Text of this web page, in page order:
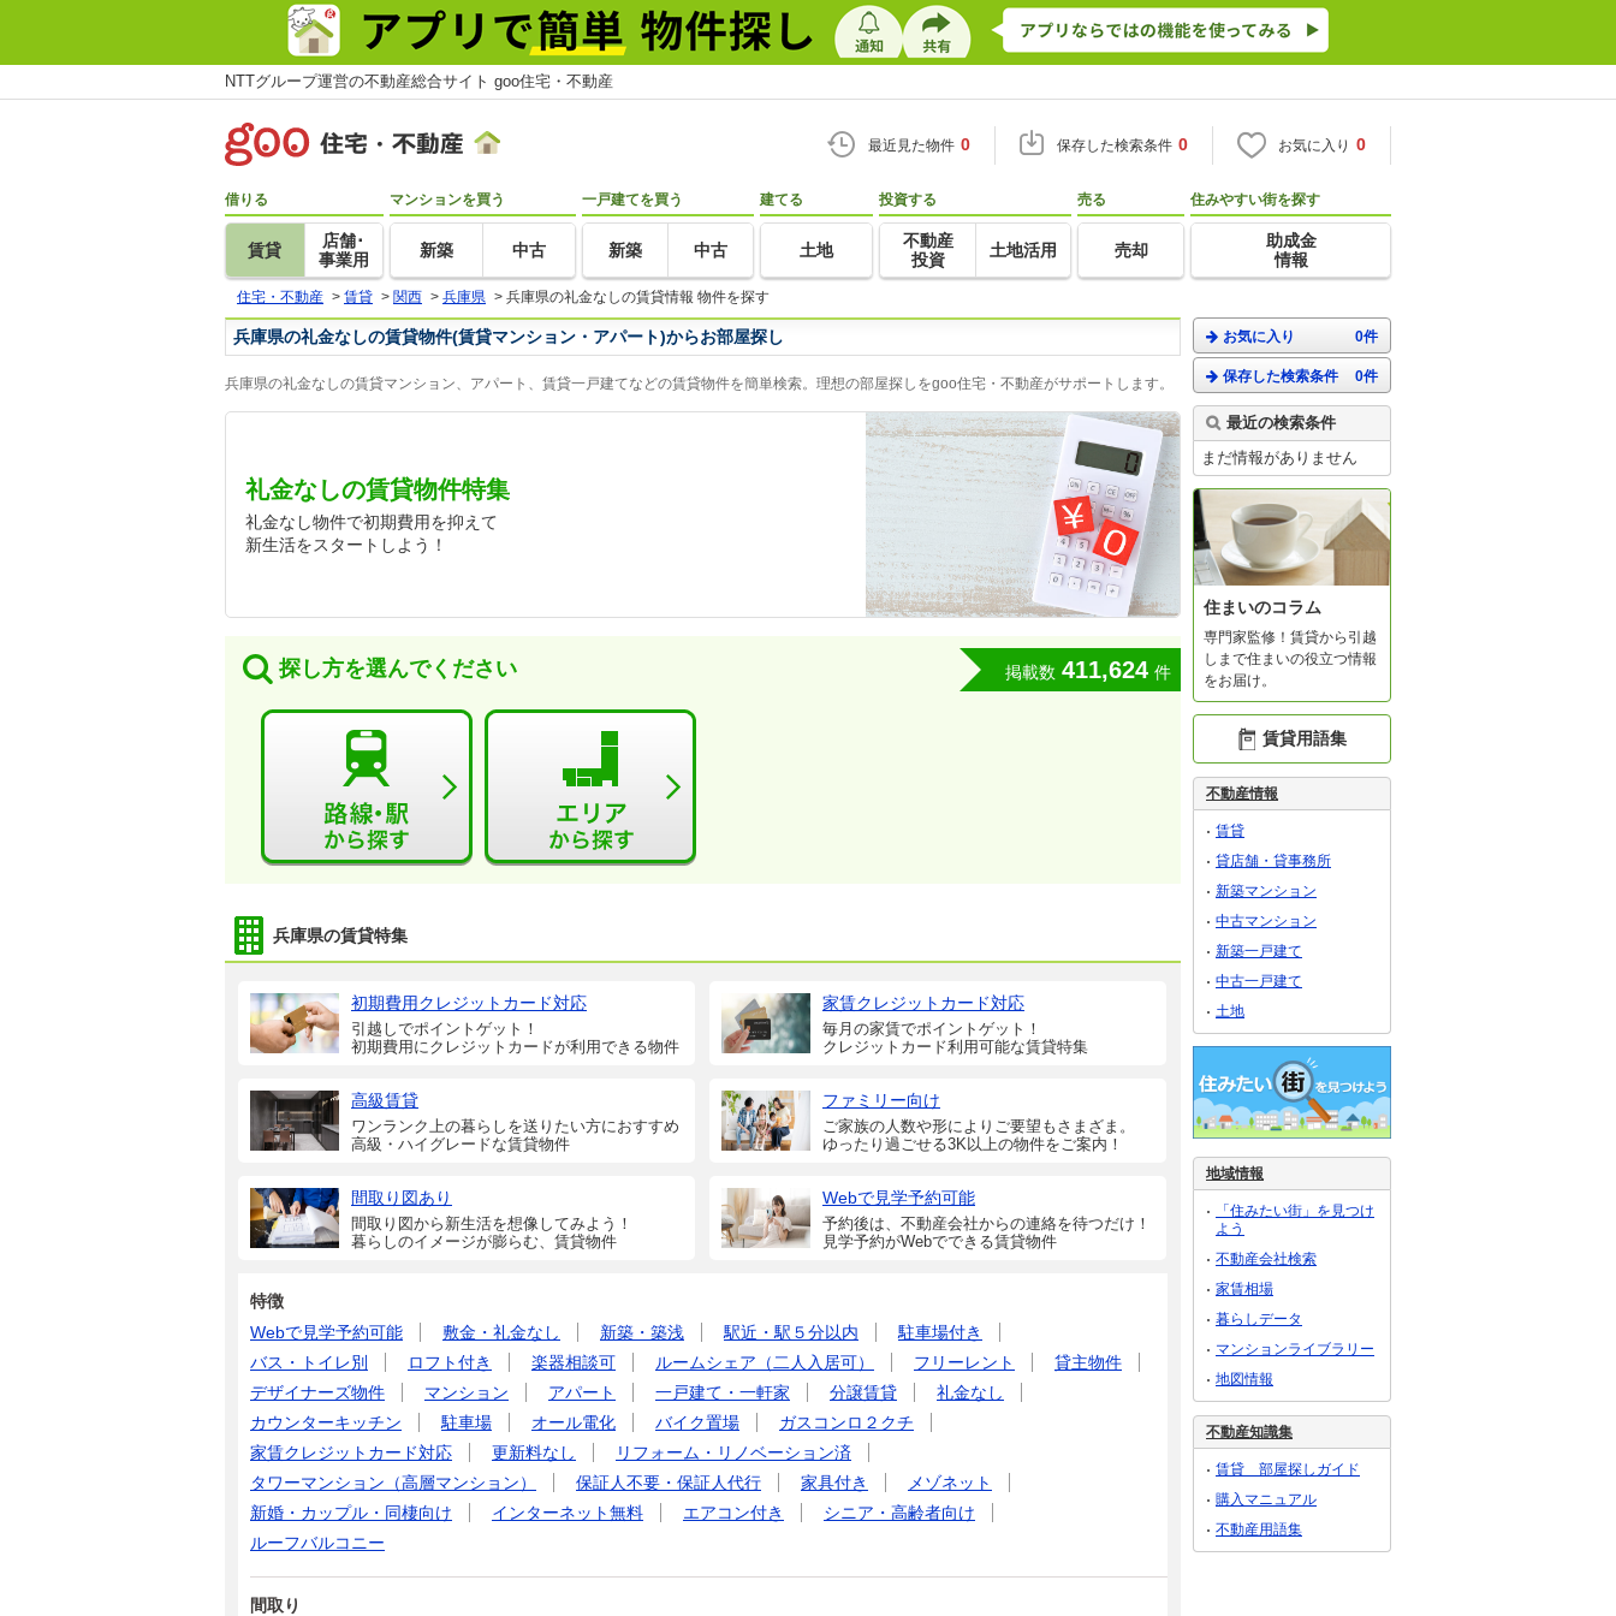
NTTグループ運営の不動産総合サイト goo住宅・不動産
最近見た物件 0 保存した検索条件 0 お気に入り 0
借りる
賃貸
店舗･
事業用
マンションを買う
新築 中古
一戸建てを買う
新築 中古
建てる
土地
投資する
不動産
投資
土地活用
売る
売却
住みやすい街を探す
助成金
情報
住宅・不動産 > 賃貸 > 関西 > 兵庫県 > 兵庫県の礼金なしの賃貸情報 物件を探す
兵庫県の礼金なしの賃貸物件(賃貸マンション・アパート)からお部屋探し
兵庫県の礼金なしの賃貸マンション、アパート、賃貸一戸建てなどの賃貸物件を簡単検索。理想の部屋探しをgoo住宅・不動産がサポートします。
礼金なしの賃貸物件特集
礼金なし物件で初期費用を抑えて
新生活をスタートしよう！
探し方を選んでください 掲載数 411,624 件
兵庫県の賃貸特集
初期費用クレジットカード対応
引越しでポイントゲット！
初期費用にクレジットカードが利用できる物件
家賃クレジットカード対応
毎月の家賃でポイントゲット！
クレジットカード利用可能な賃貸特集
高級賃貸
ワンランク上の暮らしを送りたい方におすすめ
高級・ハイグレードな賃貸物件
ファミリー向け
ご家族の人数や形によりご要望もさまざま。
ゆったり過ごせる3K以上の物件をご案内！
間取り図あり
間取り図から新生活を想像してみよう！
暮らしのイメージが膨らむ、賃貸物件
Webで見学予約可能
予約後は、不動産会社からの連絡を待つだけ！
見学予約がWebでできる賃貸物件
特徴
Webで見学予約可能
敷金・礼金なし 新築・築浅 駅近・駅５分以内
駐車場付き
バス・トイレ別
ロフト付き 楽器相談可 ルームシェア（二人入居可） フリーレント
貸主物件
デザイナーズ物件
マンション アパート 一戸建て・一軒家 分譲賃貸
礼金なし
カウンターキッチン
駐車場 オール電化 バイク置場
ガスコンロ２クチ
家賃クレジットカード対応
更新料なし
リフォーム・リノベーション済
タワーマンション（高層マンション）
保証人不要・保証人代行 家具付き
メゾネット
新婚・カップル・同棲向け
インターネット無料 エアコン付き
シニア・高齢者向け
ルーフバルコニー
間取り
お気に入り 0件
保存した検索条件 0件
最近の検索条件
まだ情報がありません
住まいのコラム
専門家監修！賃貸から引越
しまで住まいの役立つ情報
をお届け。
賃貸用語集
不動産情報
賃貸
貸店舗・貸事務所
新築マンション
中古マンション
新築一戸建て
中古一戸建て
土地
地域情報
「住みたい街」を見つけ
よう
不動産会社検索
家賃相場
暮らしデータ
マンションライブラリー
地図情報
不動産知識集
賃貸 部屋探しガイド
購入マニュアル
不動産用語集